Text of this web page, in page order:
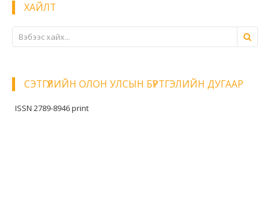
ХАЙЛТ
СЭТГҮҮЛИЙН ОЛОН УЛСЫН БҮРТГЭЛИЙН ДУГААР
ISSN 2789-8946 print